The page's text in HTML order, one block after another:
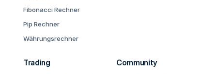
Fibonacci Rechner
Pip Rechner
Währungsrechner
Trading Community